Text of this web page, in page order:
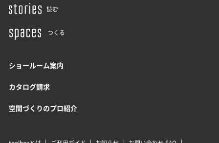
読む
つくる
ショールーム案内
カタログ請求
空間づくりのプロ紹介